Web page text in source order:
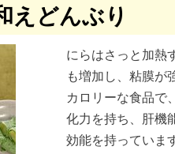
えどんぶり
にらはさっと加熱
も増加し、粘膜が
カロリーな食品で
化力を持ち、肝機
効能を持っていま